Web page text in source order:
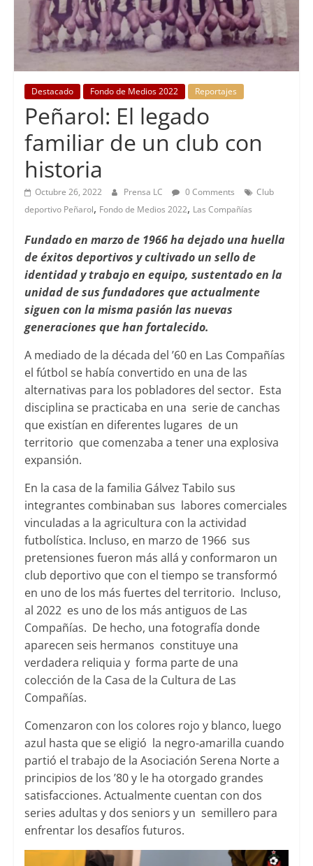
Destacado Fondo de Medios 2022 Reportajes
Peñarol: El legado
familiar de un club con
historia
Octubre 26, 2022 Prensa LC 0 Comments
Club
deportivo Peñarol, Fondo de Medios 2022, Las Compañías
Fundado en marzo de 1966 ha dejado una huella
de éxitos deportivos y cultivado un sello de
identidad y trabajo en equipo, sustentado en la
unidad de sus fundadores que actualmente
siguen con la misma pasión las nuevas
generaciones que han fortalecido.
A mediado de la década del ’60 en Las Compañías
el fútbol se había convertido en una de las
alternativas para los pobladores del sector. Esta
disciplina se practicaba en una serie de canchas
que existían en diferentes lugares de un
territorio que comenzaba a tener una explosiva
expansión.
En la casa de la familia Gálvez Tabilo sus
integrantes combinaban sus labores comerciales
vinculadas a la agricultura con la actividad
futbolística. Incluso, en marzo de 1966 sus
pretensiones fueron más allá y conformaron un
club deportivo que con el tiempo se transformó
en uno de los más fuertes del territorio. Incluso,
al 2022 es uno de los más antiguos de Las
Compañías. De hecho, una fotografía donde
aparecen seis hermanos constituye una
verdadera reliquia y forma parte de una
colección de la Casa de la Cultura de Las
Compañías.
Comenzaron con los colores rojo y blanco, luego
azul hasta que se eligió la negro-amarilla cuando
partió el trabajo de la Asociación Serena Norte a
principios de los ’80 y le ha otorgado grandes
satisfacciones. Actualmente cuentan con dos
series adultas y dos seniors y un semillero para
enfrentar los desafíos futuros.